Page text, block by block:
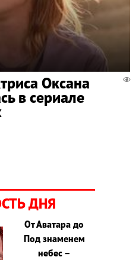
Оксана
в сериале
ДНЯ
От Аватара до
Под знаменем
небес –